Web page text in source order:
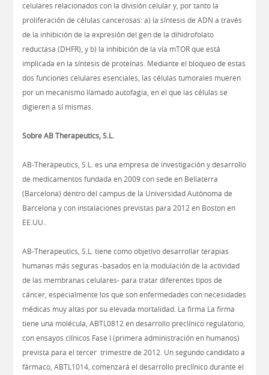
celulares relacionados con la división celular y, por tanto la
proliferación de células cancerosas: a) la síntesis de ADN a través
de la inhibición de la expresión del gen de la dihidrofolato
reductasa (DHFR), y b) la inhibición de la vía mTOR que está
implicada en la síntesis de proteínas. Mediante el bloqueo de estas
dos funciones celulares esenciales, las células tumorales mueren
por un mecanismo llamado autofagia, en el que las células se
digieren a sí mismas.
Sobre AB Therapeutics, S.L.
AB-Therapeutics, S.L. es una empresa de investigación y desarrollo
de medicamentos fundada en 2009 con sede en Bellaterra
(Barcelona) dentro del campus de la Universidad Autónoma de
Barcelona y con instalaciones previstas para 2012 en Boston en
EE.UU..
AB-Therapeutics, S.L. tiene como objetivo desarrollar terapias
humanas más seguras -basados en la modulación de la actividad
de las membranas celulares- para tratar diferentes tipos de
cáncer, especialmente los que son enfermedades con necesidades
médicas muy altas por su elevada mortalidad. La firma La firma
tiene una molécula, ABTL0812 en desarrollo preclínico regulatorio,
con ensayos clínicos Fase I (primera administración en humanos)
prevista para el tercer trimestre de 2012. Un segundo candidato a
fármaco, ABTL1014, comenzará el desarrollo preclínico durante el